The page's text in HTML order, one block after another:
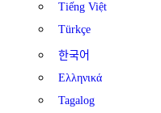
Tiếng Việt
Türkçe
한국어
Ελληνικά
Tagalog